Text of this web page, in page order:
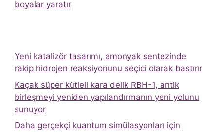
boyalar yaratır
Yeni katalizör tasarımı, amonyak sentezinde
rakip hidrojen reaksiyonunu seçici olarak bastırır
Kaçak süper kütleli kara delik RBH-1, antik
birleşmeyi yeniden yapılandırmanın yeni yolunu
sunuyor
Daha gerçekçi kuantum simülasyonları için